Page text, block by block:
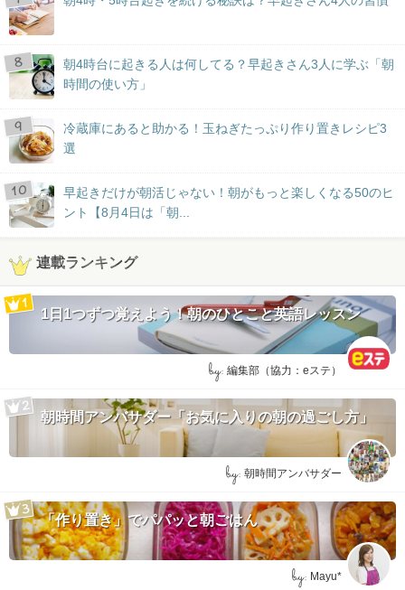
朝4時台に起きる人は何してる？早起きさん3人に学ぶ「朝
時間の使い方」
冷蔵庫にあると助かる！玉ねぎたっぷり作り置きレシピ3
選
早起きだけが朝活じゃない！朝がもっと楽しくなる50のヒ
ント【8月4日は「朝...
連載ランキング
1日1つずつ覚えよう！朝のひとこと英語レッスン
by: 編集部（協力：eステ）
朝時間アンバサダー「お気に入りの朝の過ごし方」
by: 朝時間アンバサダー
「作り置き」でパパッと朝ごはん
by: Mayu*